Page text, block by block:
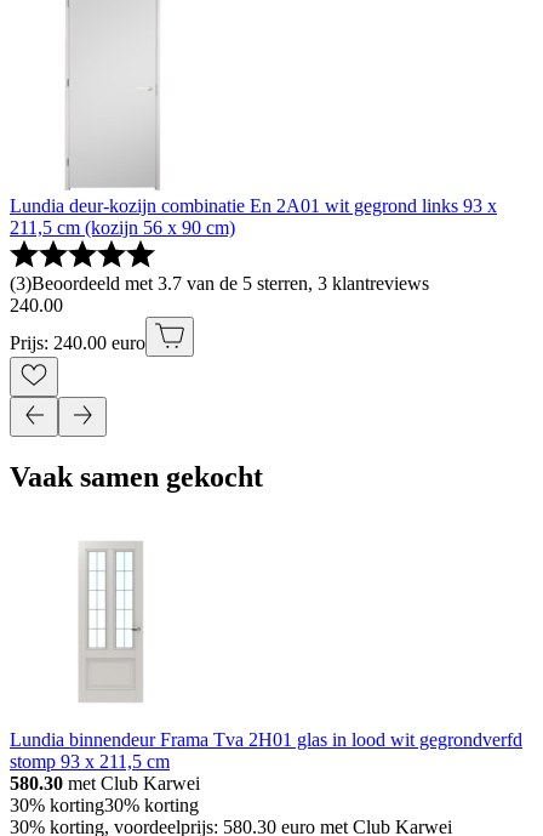
Lundia deur-kozijn combinatie En 2A01 wit gegrond links 93 x
211,5 cm (kozijn 56 x 90 cm)
(3)Beoordeeld met 3.7 van de 5 sterren, 3 klantreviews
240.00
Prijs: 240.00 euro
Vaak samen gekocht
Lundia binnendeur Frama Tva 2H01 glas in lood wit gegrondverfd
stomp 93 x 211,5 cm
580.30 met Club Karwei
30% korting30% korting
30% korting, voordeelprijs: 580.30 euro met Club Karwei